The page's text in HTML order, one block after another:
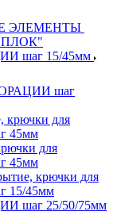
ЭЛЕМЕНТЫ
шаг 15/45мм
шаг
для
45мм
для
45мм
крючки для
15/45мм
шаг 25/50/75мм